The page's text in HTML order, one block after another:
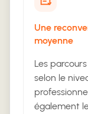
Une
moyenne
Les
selon le
également